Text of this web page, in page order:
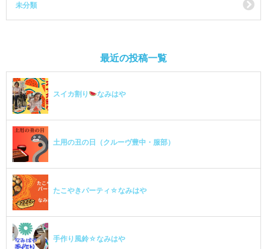
未分類
最近の投稿一覧
スイカ割り なみはや
土用の丑の日（クルーヴ豊中・服部）
たこやきパーティ☆なみはや
手作り風鈴☆なみはや